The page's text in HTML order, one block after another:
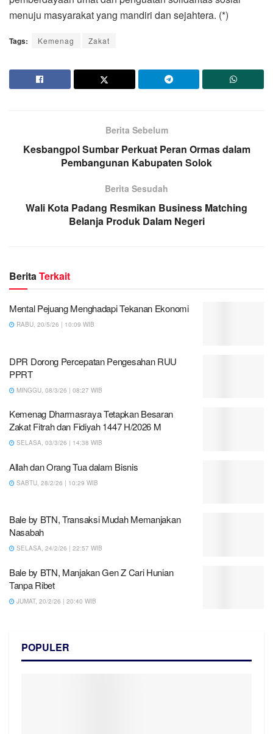
menuju masyarakat yang mandiri dan sejahtera. (*)
Tags: Kemenag Zakat
Berita Sebelum
Kesbangpol Sumbar Perkuat Peran Ormas dalam
Pembangunan Kabupaten Solok
Berita Sesudah
Wali Kota Padang Resmikan Business Matching
Belanja Produk Dalam Negeri
BeritaTerkait
Mental Pejuang Menghadapi Tekanan Ekonomi
RABU, 20/5/26 | 10:09 WIB
DPR Dorong Percepatan Pengesahan RUU
PPRT
MINGGU, 08/3/26 | 08:27 WIB
Kemenag Dharmasraya Tetapkan Besaran
Zakat Fitrah dan Fidiyah 1447 H/2026 M
SELASA, 03/3/26 | 14:38 WIB
Allah dan Orang Tua dalam Bisnis
SABTU, 28/2/26 | 10:29 WIB
Bale by BTN, Transaksi Mudah Memanjakan
Nasabah
SELASA, 24/2/26 | 22:57 WIB
Bale by BTN, Manjakan Gen Z Cari Hunian
Tanpa Ribet
JUMAT, 20/2/26 | 20:40 WIB
POPULER